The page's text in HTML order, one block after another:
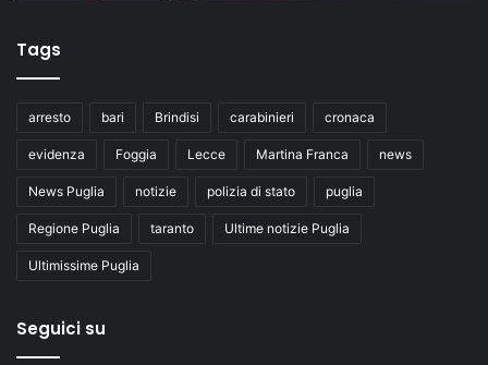
Tags
arresto bari Brindisi carabinieri cronaca
evidenza Foggia Lecce Martina Franca news
News Puglia notizie polizia di stato puglia
Regione Puglia taranto Ultime notizie Puglia
Ultimissime Puglia
Seguici su